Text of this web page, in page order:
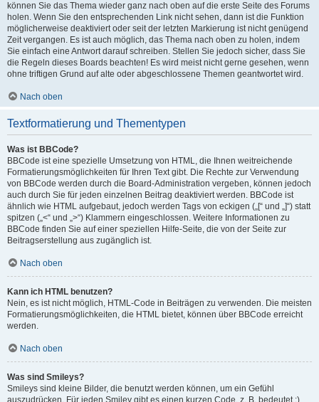
können Sie das Thema wieder ganz nach oben auf die erste Seite des Forums
holen. Wenn Sie den entsprechenden Link nicht sehen, dann ist die Funktion
möglicherweise deaktiviert oder seit der letzten Markierung ist nicht genügend
Zeit vergangen. Es ist auch möglich, das Thema nach oben zu holen, indem
Sie einfach eine Antwort darauf schreiben. Stellen Sie jedoch sicher, dass Sie
die Regeln dieses Boards beachten! Es wird meist nicht gerne gesehen, wenn
ohne triftigen Grund auf alte oder abgeschlossene Themen geantwortet wird.
Nach oben
Textformatierung und Thementypen
Was ist BBCode?
BBCode ist eine spezielle Umsetzung von HTML, die Ihnen weitreichende
Formatierungsmöglichkeiten für Ihren Text gibt. Die Rechte zur Verwendung
von BBCode werden durch die Board-Administration vergeben, können jedoch
auch durch Sie für jeden einzelnen Beitrag deaktiviert werden. BBCode ist
ähnlich wie HTML aufgebaut, jedoch werden Tags von eckigen („[“ und „]“) statt
spitzen („<“ und „>“) Klammern eingeschlossen. Weitere Informationen zu
BBCode finden Sie auf einer speziellen Hilfe-Seite, die von der Seite zur
Beitragserstellung aus zugänglich ist.
Nach oben
Kann ich HTML benutzen?
Nein, es ist nicht möglich, HTML-Code in Beiträgen zu verwenden. Die meisten
Formatierungsmöglichkeiten, die HTML bietet, können über BBCode erreicht
werden.
Nach oben
Was sind Smileys?
Smileys sind kleine Bilder, die benutzt werden können, um ein Gefühl
auszudrücken. Für jeden Smiley gibt es einen kurzen Code, z. B. bedeutet :)